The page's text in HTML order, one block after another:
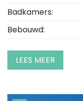
Badkamers:
Bebouwd:
LEES MEER